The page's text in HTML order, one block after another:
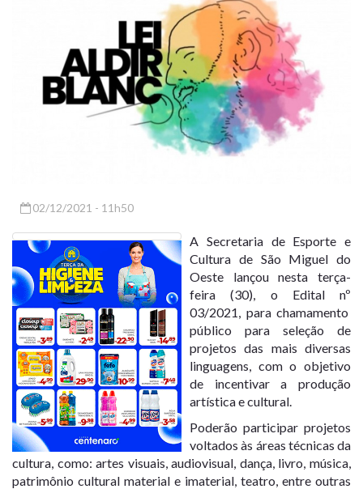
02/12/2021 - 11h50
A Secretaria de Esporte e
Cultura de São Miguel do
Oeste lançou nesta terça-
feira (30), o Edital nº
03/2021, para chamamento
público para seleção de
projetos das mais diversas
linguagens, com o objetivo
de incentivar a produção
artística e cultural.
Poderão participar projetos
voltados às áreas técnicas da
cultura, como: artes visuais, audiovisual, dança, livro, música,
patrimônio cultural material e imaterial, teatro, entre outras